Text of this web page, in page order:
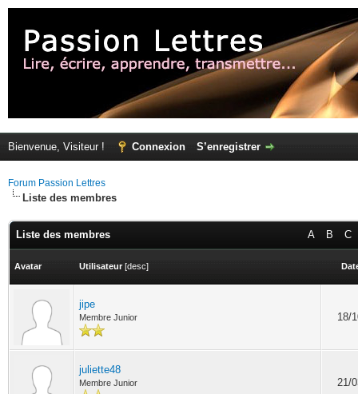
Bienvenue, Visiteur ! Connexion S’enregistrer
Forum Passion Lettres
Liste des membres
A B C
Liste des membres
Avatar Utilisateur [desc]
jipe
Membre Junior 18/
juliette48
Membre Junior 21/